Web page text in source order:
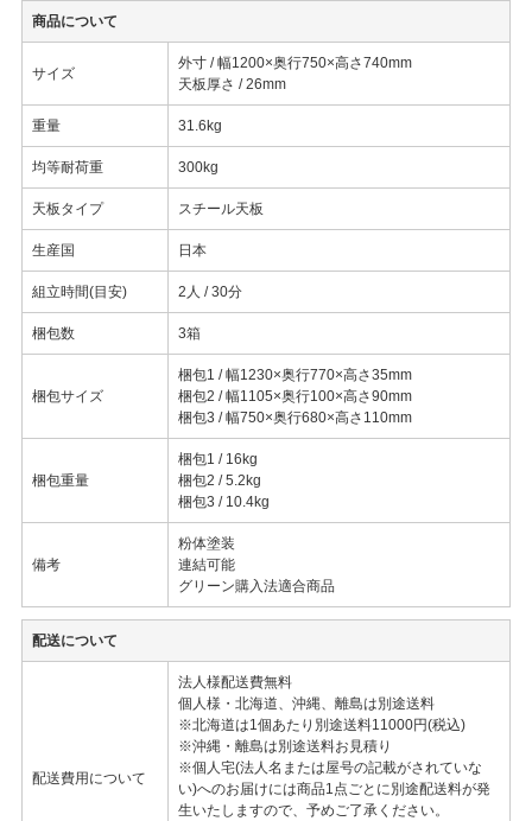
商品について
サイズ
外寸 / 幅1200×奥行750×高さ740mm
天板厚さ / 26mm
重量 31.6kg
均等耐荷重 300kg
天板タイプ スチール天板
生産国 日本
組立時間(目安) 2人 / 30分
梱包数 3箱
梱包サイズ
梱包1 / 幅1230×奥行770×高さ35mm
梱包2 / 幅1105×奥行100×高さ90mm
梱包3 / 幅750×奥行680×高さ110mm
梱包重量
梱包1 / 16kg
梱包2 / 5.2kg
梱包3 / 10.4kg
備考
粉体塗装
連結可能
グリーン購入法適合商品
配送について
配送費用について
法人様配送費無料
個人様・北海道、沖縄、離島は別途送料
※北海道は1個あたり別途送料11000円(税込)
※沖縄・離島は別途送料お見積り
※個人宅(法人名または屋号の記載がされていな
い)へのお届けには商品1点ごとに別途配送料が発
生いたしますので、予めご了承ください。